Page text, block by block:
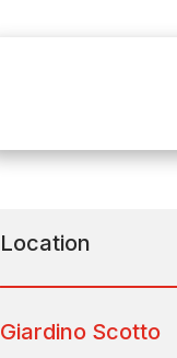
Location
Giardino Scotto